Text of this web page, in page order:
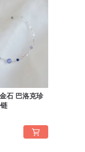
石 巴洛克珍